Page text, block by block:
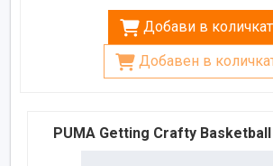
Добави в
Добавен в
PUMA Getting Crafty